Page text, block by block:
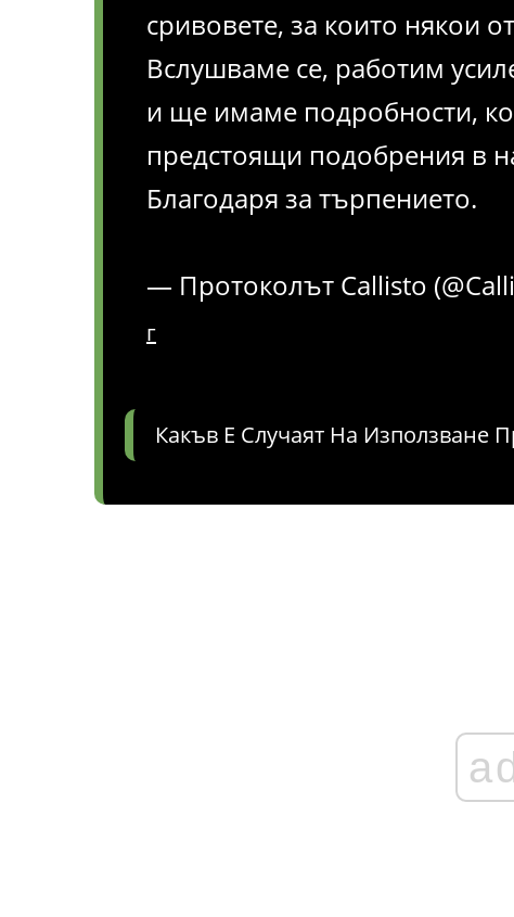
сривовете, за които някои
Вслушваме се, работим
и ще имаме подробности,
предстоящи подобрения в
Благодаря за търпението.
— Протоколът Callisto
г
Какъв Е Случаят На Използване